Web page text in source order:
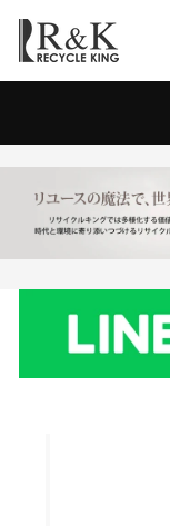
ン
す